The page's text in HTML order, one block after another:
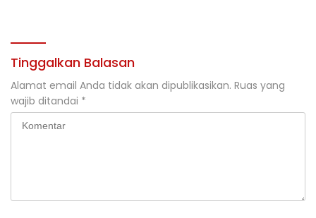
Tinggalkan Balasan
Alamat email Anda tidak akan dipublikasikan. Ruas yang
wajib ditandai *